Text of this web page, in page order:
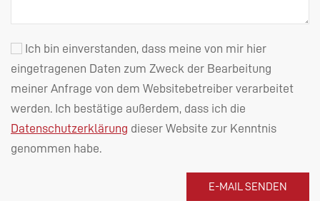
Ich bin einverstanden, dass meine von mir hier
eingetragenen Daten zum Zweck der Bearbeitung
meiner Anfrage von dem Websitebetreiber verarbeitet
werden. Ich bestätige außerdem, dass ich die
Datenschutzerklärung dieser Website zur Kenntnis
genommen habe.